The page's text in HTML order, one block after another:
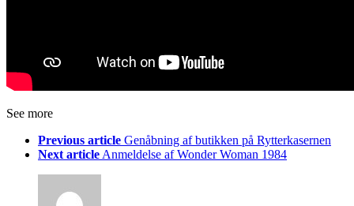
See more
Previous article Genåbning af butikken på Rytterkasernen
Next article Anmeldelse af Wonder Woman 1984